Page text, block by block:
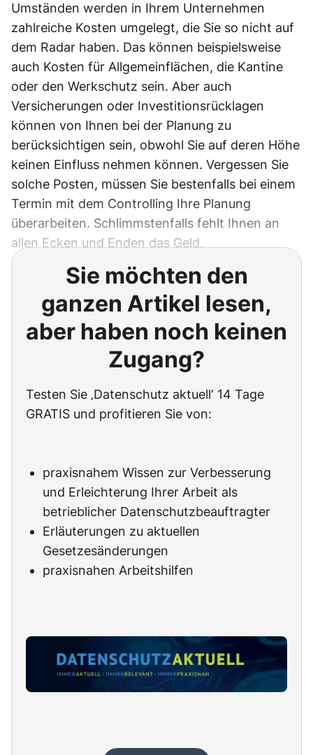
Umständen werden in Ihrem Unternehmen
zahlreiche Kosten umgelegt, die Sie so nicht auf
dem Radar haben. Das können beispielsweise
auch Kosten für Allgemeinflächen, die Kantine
oder den Werkschutz sein. Aber auch
Versicherungen oder Investitionsrücklagen
können von Ihnen bei der Planung zu
berücksichtigen sein, obwohl Sie auf deren Höhe
keinen Einfluss nehmen können. Vergessen Sie
solche Posten, müssen Sie bestenfalls bei einem
Termin mit dem Controlling Ihre Planung
überarbeiten. Schlimmstenfalls fehlt Ihnen an
allen Ecken und Enden das Geld.
Sie möchten den
ganzen Artikel lesen,
aber haben noch keinen
Zugang?
Testen Sie ‚Datenschutz aktuell‘ 14 Tage
GRATIS und profitieren Sie von:
praxisnahem Wissen zur Verbesserung
und Erleichterung Ihrer Arbeit als
betrieblicher Datenschutzbeauftragter
Erläuterungen zu aktuellen
Gesetzesänderungen
praxisnahen Arbeitshilfen